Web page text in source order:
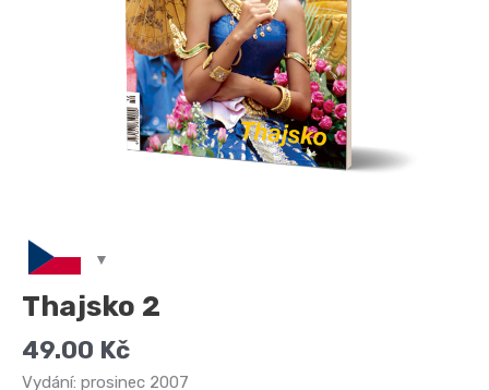
Thajsko 2
49.00 Kč
Vydání: prosinec 2007